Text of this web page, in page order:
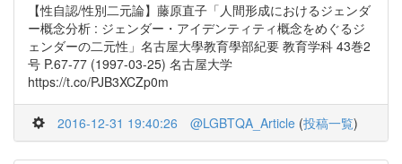
【性自認/性別二元論】藤原直子「人間形成におけるジェンダ
ー概念分析 : ジェンダー・アイデンティティ概念をめぐるジ
ェンダーの二元性」名古屋大學教育學部紀要 教育学科 43巻2
号 P.67-77 (1997-03-25) 名古屋大学
https://t.co/PJB3XCZp0m
2016-12-31 19:40:26 @LGBTQA_Article (投稿一覧)